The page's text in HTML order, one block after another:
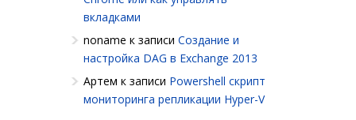
вкладками
noname к записи Создание и
настройка DAG в Exchange 2013
Артем к записи Powershell cкрипт
мониторинга репликации Hyper-V